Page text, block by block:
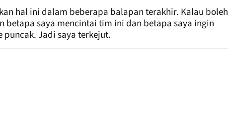
hal ini dalam beberapa balapan terakhir. Kalau boleh
betapa saya mencintai tim ini dan betapa saya ingin
Jadi saya terkejut.